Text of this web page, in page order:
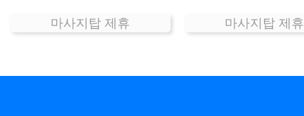
마사지탑 제휴 마사지탑 제휴